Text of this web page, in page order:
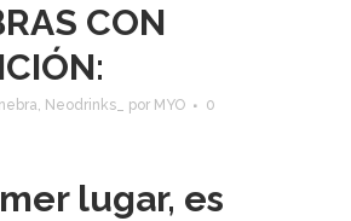
CON
, Neodrinks_ por MYO
0
lugar, es